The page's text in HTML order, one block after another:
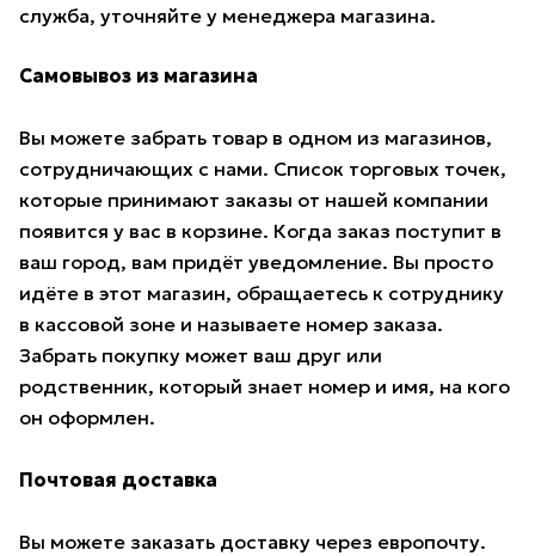
служба, уточняйте у менеджера магазина.
Самовывоз из магазина
Вы можете забрать товар в одном из магазинов,
сотрудничающих с нами. Список торговых точек,
которые принимают заказы от нашей компании
появится у вас в корзине. Когда заказ поступит в
ваш город, вам придёт уведомление. Вы просто
идёте в этот магазин, обращаетесь к сотруднику
в кассовой зоне и называете номер заказа.
Забрать покупку может ваш друг или
родственник, который знает номер и имя, на кого
он оформлен.
Почтовая доставка
Вы можете заказать доставку через европочту.